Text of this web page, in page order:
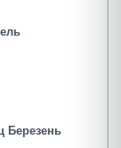
Березень